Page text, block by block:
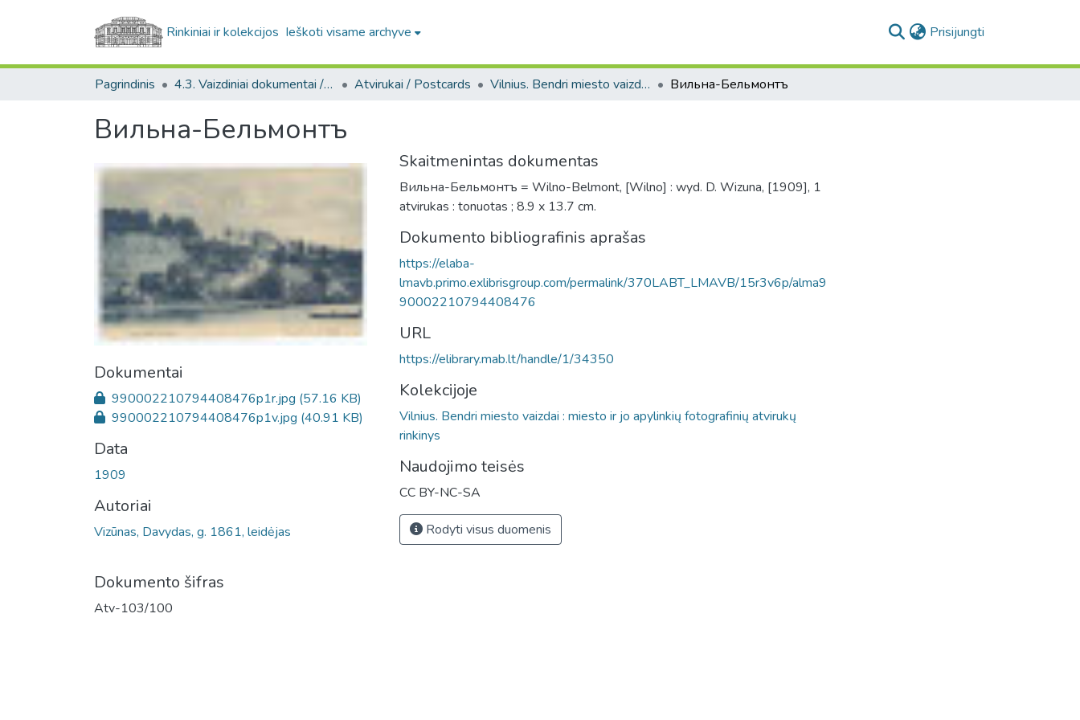
Rinkiniai ir kolekcijos Ieškoti visame archyve Prisijungti
Pagrindinis 4.3. Vaizdiniai dokumentai / Visual documents Atvirukai / Postcards Vilnius. Bendri miesto vaizdai : miesto ir jo apylinkių fotografinių atvirukų rinkinys Вильна-Бельмонтъ
Вильна-Бельмонтъ
Dokumentai
990002210794408476p1r.jpg (57.16 KB)
990002210794408476p1v.jpg (40.91 KB)
Data
1909
Autoriai
Vizūnas, Davydas, g. 1861, leidėjas
Dokumento šifras
Atv-103/100
Skaitmenintas dokumentas
Вильна-Бельмонтъ = Wilno-Belmont, [Wilno] : wyd. D. Wizuna, [1909], 1
atvirukas : tonuotas ; 8.9 x 13.7 cm.
Dokumento bibliografinis aprašas
https://elaba-
lmavb.primo.exlibrisgroup.com/permalink/370LABT_LMAVB/15r3v6p/alma9
90002210794408476
URL
https://elibrary.mab.lt/handle/1/34350
Kolekcijoje
Vilnius. Bendri miesto vaizdai : miesto ir jo apylinkių fotografinių atvirukų
rinkinys
Naudojimo teisės
CC BY-NC-SA
Rodyti visus duomenis